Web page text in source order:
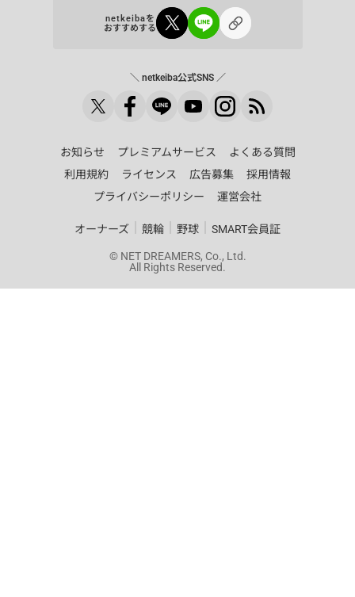
netkeibaを
おすすめする
＼ netkeiba公式SNS ／
お知らせ プレミアムサービス
よくある質問
利用規約
ライセンス 広告募集
採用情報
プライバシーポリシー
運営会社
オーナーズ 競輪 野球 SMART会員証
© NET DREAMERS, Co., Ltd.
All Rights Reserved.